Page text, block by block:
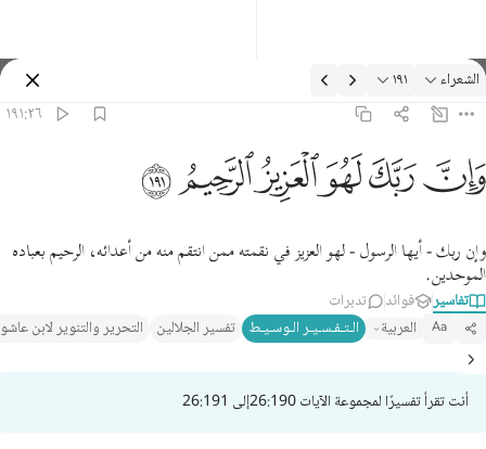
التفسير: الشعراء ١٩١:٢٦
الشعراء ١٩١
١٩١:٢٦
وان ربك لهو العزيز الرحيم ١٩١
وَإِنَّ رَبَّكَ لَهُوَ ٱلْعَزِيزُ ٱلرَّحِيمُ ١٩١
ﱽﱾﱿﲀﲁﲂ
وإن ربك - أيها الرسول - لهو العزيز في نقمته ممن انتقم منه من أعدائه، الرحيم بعباده
الموحدين.
تفاسير فوائد تدبرات
Aa العربية الـتـفـسـيـر الـوسـيـط تفسير الجلالين التحرير والتنوير لابن
أنت تقرأ تفسيرًا لمجموعة الآيات 26:190إلى 26:191